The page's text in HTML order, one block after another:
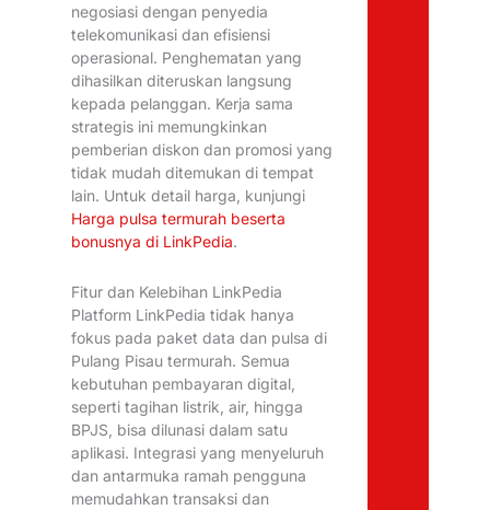
negosiasi dengan penyedia
telekomunikasi dan efisiensi
operasional. Penghematan yang
dihasilkan diteruskan langsung
kepada pelanggan. Kerja sama
strategis ini memungkinkan
pemberian diskon dan promosi yang
tidak mudah ditemukan di tempat
lain. Untuk detail harga, kunjungi
Harga pulsa termurah beserta
bonusnya di LinkPedia.
Fitur dan Kelebihan LinkPedia
Platform LinkPedia tidak hanya
fokus pada paket data dan pulsa di
Pulang Pisau termurah. Semua
kebutuhan pembayaran digital,
seperti tagihan listrik, air, hingga
BPJS, bisa dilunasi dalam satu
aplikasi. Integrasi yang menyeluruh
dan antarmuka ramah pengguna
memudahkan transaksi dan